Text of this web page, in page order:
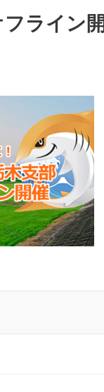
ライン開